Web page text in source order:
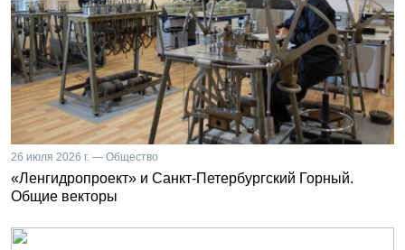
26 июля 2026 г. — Общество
«Ленгидропроект» и Санкт-Петербургский Горный.
Общие векторы